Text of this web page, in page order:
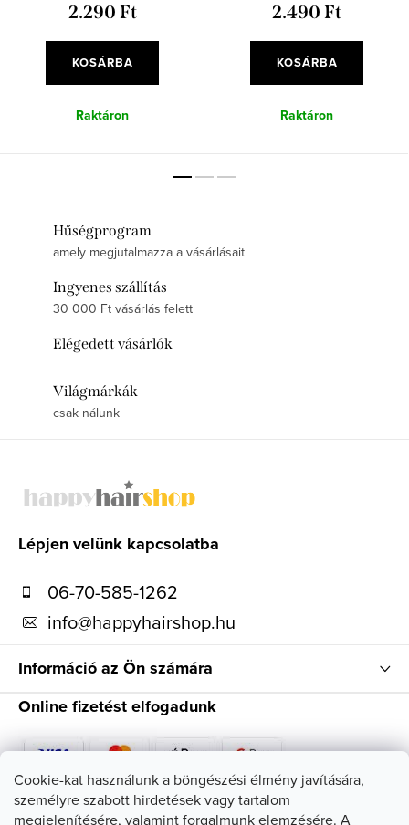
Cookie-kat használunk a böngészési élmény javítására,
személyre szabott hirdetések vagy tartalom
megjelenítésére, valamint forgalmunk elemzésére. A
2.290 Ft
KOSÁRBA
Raktáron
2.490 Ft
KOSÁRBA
Raktáron
Hűségprogram
amely megjutalmazza a vásárlásait
Ingyenes szállítás
30 000 Ft vásárlás felett
Elégedett vásárlók
Világmárkák
csak nálunk
Lépjen velünk kapcsolatba
06-70-585-1262
info@happyhairshop.hu
Információ az Ön számára
Online fizetést elfogadunk